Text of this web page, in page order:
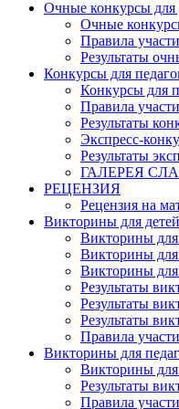
Очные конкурсы для
Очные
Правила
Результаты
Конкурсы для
Конкурсы для
Правила
Результаты
Экспресс-
Результаты
ГАЛЕРЕЯ
РЕЦЕНЗИЯ
Рецензия на
Викторины для детей
Викторины
Викторины для
Викторины для
Результаты
Результаты
Результаты
Правила
Викторины для
Викторины для
Результаты
Правила